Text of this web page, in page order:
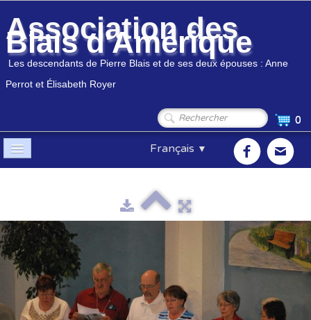
Association des
Blais d'Amérique
Les descendants de Pierre Blais et de ses deux épouses : Anne
Perrot et Élisabeth Royer
0
Français ▼
Membres ▼
Généalogie▼
Boutique